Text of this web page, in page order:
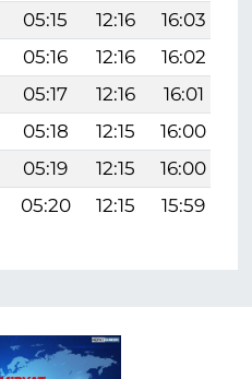
05:15 12:16 16:03
05:16 12:16 16:02
05:17 12:16 16:01
05:18 12:15 16:00
05:19 12:15 16:00
05:20 12:15 15:59